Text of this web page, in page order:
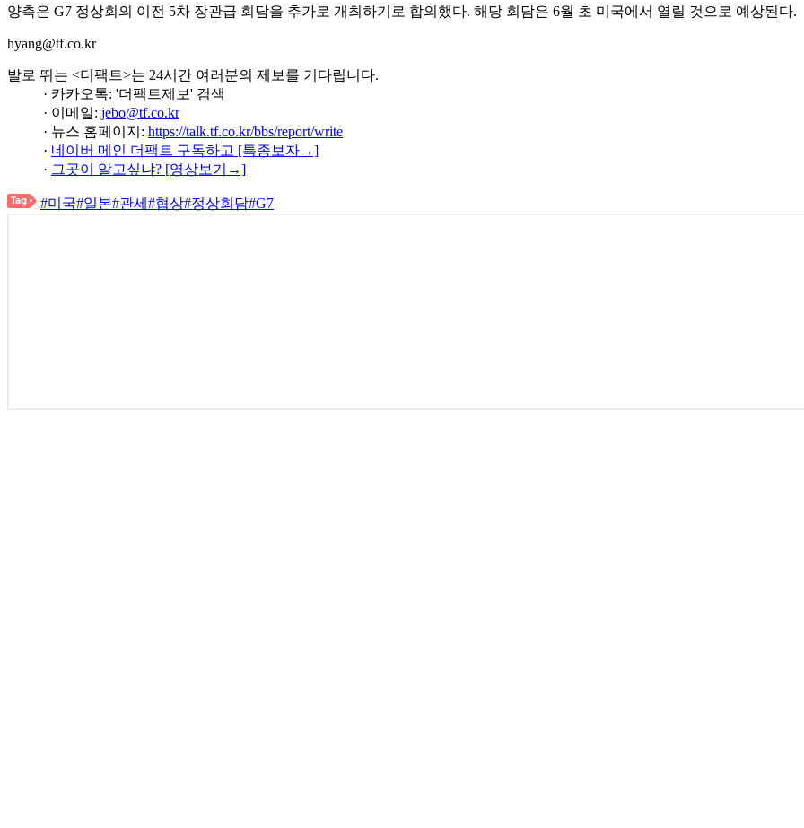
양측은 G7 정상회의 이전 5차 장관급 회담을 추가로 개최하기로 합의했다. 해당 회담은 6월 초 미국에서 열릴 것으로 예상된다.
hyang@tf.co.kr
발로 뛰는 <더팩트>는 24시간 여러분의 제보를 기다립니다.
· 카카오톡: '더팩트제보' 검색
· 이메일: jebo@tf.co.kr
· 뉴스 홈페이지: https://talk.tf.co.kr/bbs/report/write
· 네이버 메인 더팩트 구독하고 [특종보자→]
· 그곳이 알고싶냐? [영상보기→]
#미국#일본#관세 #협상#정상회담#G7